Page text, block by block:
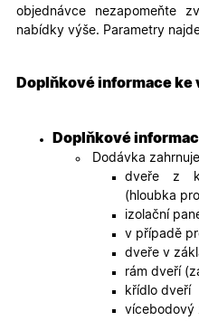
objednávce nezapomeňte
nabídky výše. Parametry
Doplňkové informace
Doplňkové
Dodávka
dveře z
(hloubka
izolační
v případě
dveře v
rám dveří
křídlo dveří
vícebodový